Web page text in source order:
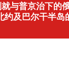
与普京治下的
约及巴尔干半岛